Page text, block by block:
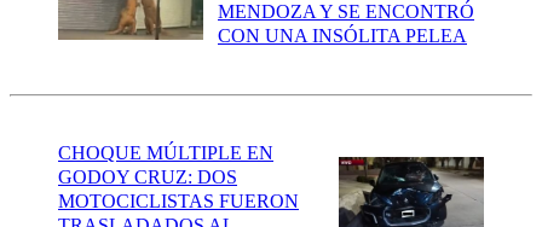
MENDOZA Y SE ENCONTRÓ
CON UNA INSÓLITA PELEA
CHOQUE MÚLTIPLE EN
GODOY CRUZ: DOS
MOTOCICLISTAS FUERON